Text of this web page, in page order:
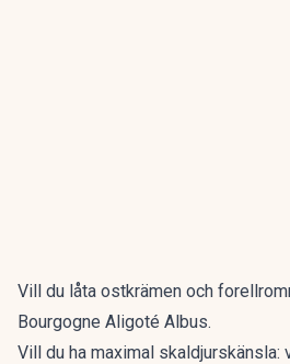
Vill du låta ostkrämen och
Bourgogne Aligoté Albus.
Vill du ha maximal skaldjurskänsla: